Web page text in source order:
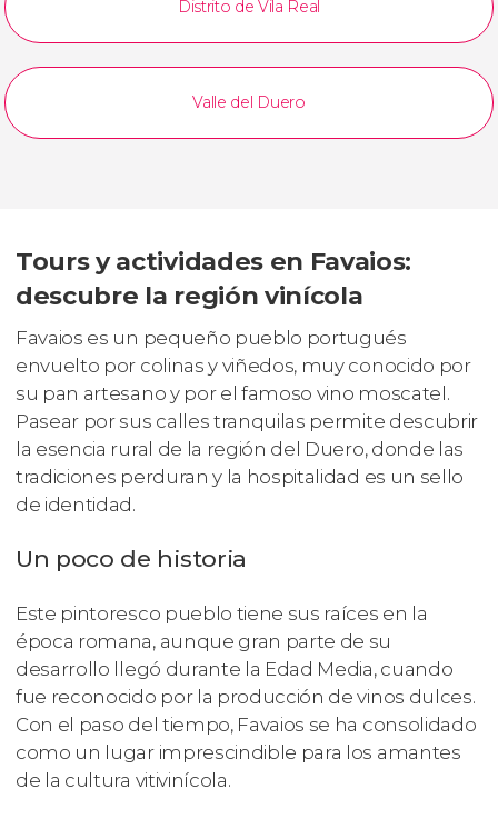
Distrito de Vila Real
Valle del Duero
Tours y actividades en Favaios:
descubre la región vinícola
Favaios es un pequeño pueblo portugués
envuelto por colinas y viñedos, muy conocido por
su pan artesano y por el famoso vino moscatel.
Pasear por sus calles tranquilas permite descubrir
la esencia rural de la región del Duero, donde las
tradiciones perduran y la hospitalidad es un sello
de identidad.
Un poco de historia
Este pintoresco pueblo tiene sus raíces en la
época romana, aunque gran parte de su
desarrollo llegó durante la Edad Media, cuando
fue reconocido por la producción de vinos dulces.
Con el paso del tiempo, Favaios se ha consolidado
como un lugar imprescindible para los amantes
de la cultura vitivinícola.